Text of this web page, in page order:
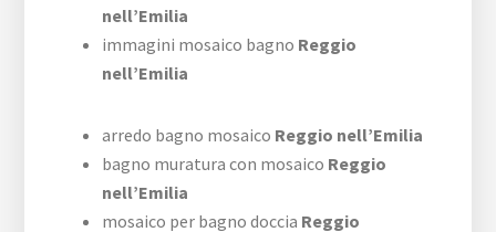
nell’Emilia
immagini mosaico bagno Reggio
nell’Emilia
arredo bagno mosaico Reggio nell’Emilia
bagno muratura con mosaico Reggio
nell’Emilia
mosaico per bagno doccia Reggio